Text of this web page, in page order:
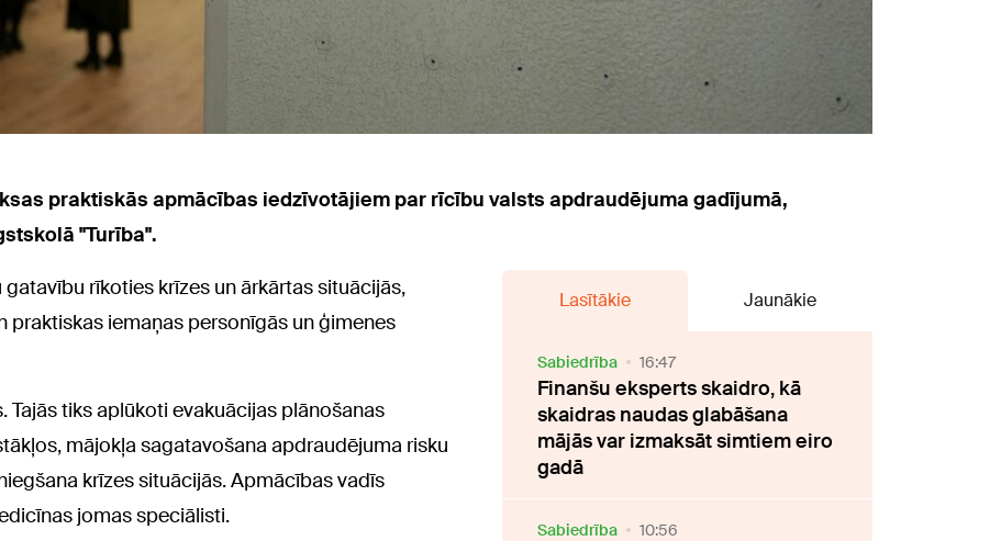
praktiskās apmācības iedzīvotājiem par rīcību valsts apdraudējuma gadījumā,
"Turība".
rīkoties krīzes un ārkārtas situācijās,
iemaņas personīgās un ģimenes
tiks aplūkoti evakuācijas plānošanas
mājokļa sagatavošana apdraudējuma risku
krīzes situācijās. Apmācības vadīs
jomas speciālisti.
Lasītākie Jaunākie
Sabiedrība 16:47
Finanšu eksperts skaidro, kā
skaidras naudas glabāšana
mājās var izmaksāt simtiem eiro
gadā
Sabiedrība 10:56